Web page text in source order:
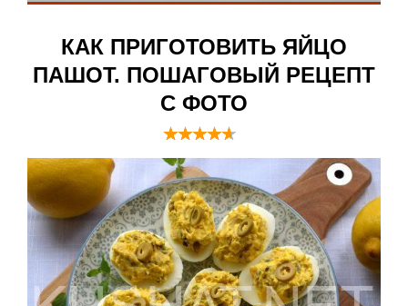
КАК ПРИГОТОВИТЬ ЯЙЦО
ПАШОТ. ПОШАГОВЫЙ РЕЦЕПТ
С ФОТО